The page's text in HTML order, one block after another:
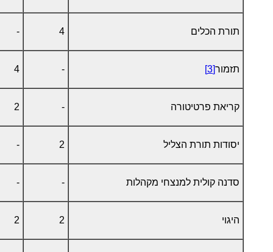
תורת הכלים 4
-
תזמור[3]
-
4
קריאת פרטיטורה -
2
יסודות תורת הצליל 2
-
סדנה קולית למנצחי מקהלות -
-
היגוי 2
2